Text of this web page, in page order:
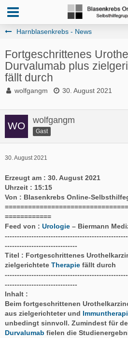
Harnblasenkrebs - News
Fortgeschrittenes
Durvalumab plus
fällt durch
wolfgangm 30. August 2021
wolfgangm
Gast
30. August 2021
Erzeugt am : 30. August 2021
Uhrzeit : 15:15
Von : Blasenkrebs Online-
============
Feed von : Urologie – Biermann
------------------------------
Titel : Fortgeschrittenes
zielgerichtete Therapie fällt durch
------------------------------
Inhalt :
Beim fortgeschrittenen
aus zielgerichteter und
unbedingt sinnvoll. Zumindest für
Durvalumab fielen die